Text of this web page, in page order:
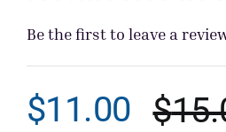
Be the first to leave a
$
$11.00